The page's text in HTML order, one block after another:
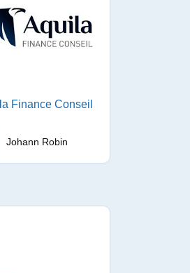
Finance Conseil
Johann Robin